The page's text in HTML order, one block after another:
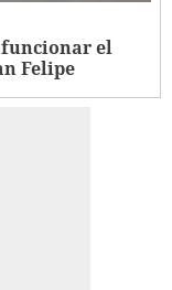
funcionar el
Felipe